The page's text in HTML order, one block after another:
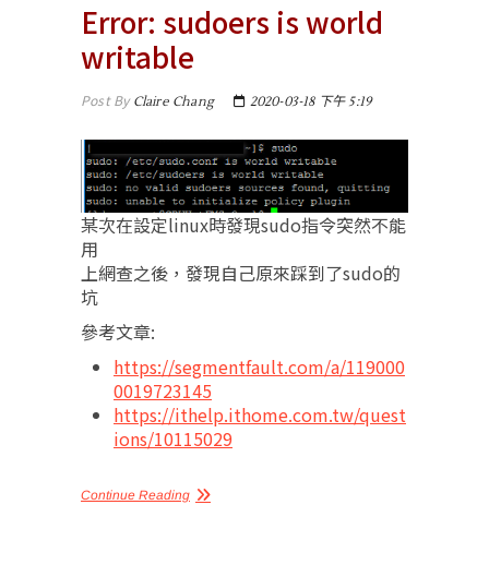
Error: sudoers is world
writable
Post ByClaire Chang 2020-03-18 下午 5:19
某次在設定linux時發現sudo指令突然不能
用
上網查之後，發現自己原來踩到了sudo的
坑
參考文章:
https://segmentfault.com/a/119000
0019723145
https://ithelp.ithome.com.tw/quest
ions/10115029
Continue Reading